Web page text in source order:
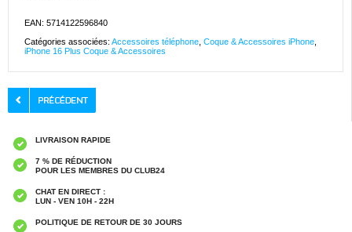
EAN: 5714122596840
Catégories associées: Accessoires téléphone Coque & Accessoires iPhone
iPhone 16 Plus Coque & Accessoires
LIVRAISON RAPIDE
7 % DE RÉDUCTION
POUR LES MEMBRES DU CLUB24
CHAT EN DIRECT :
LUN - VEN 10H - 22H
POLITIQUE DE RETOUR DE 30 JOURS